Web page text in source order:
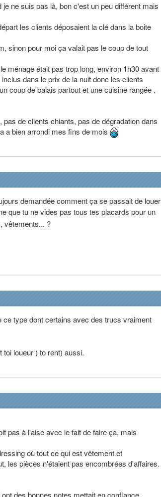
ne suis pas là, bon c'est un peu différent mais
les clients déposaient la clé dans la boite
sinon pour moi ça valait pas le coup de tout
ménage était pas trop long, environ 1h30 avant
dans le prix de la nuit donc les clients
coup de balais partout et une cuisine rangée ,
de clients chiants, pas de dégradation dans
a bien arrondi mes fins de mois
demandée comment ça se passait de louer
que tu ne vides pas tous tes placards pour un
vêtements... ?
ce type dont certains avec des trucs vraiment
toi loueur ( to rent) aussi.
pas à l'aise avec le fait de faire ça, mais
où tout ce qui est vêtement et
les pièces n'étaient pas encombrées d'affaires.
des bonnes notes mettait en confiance.